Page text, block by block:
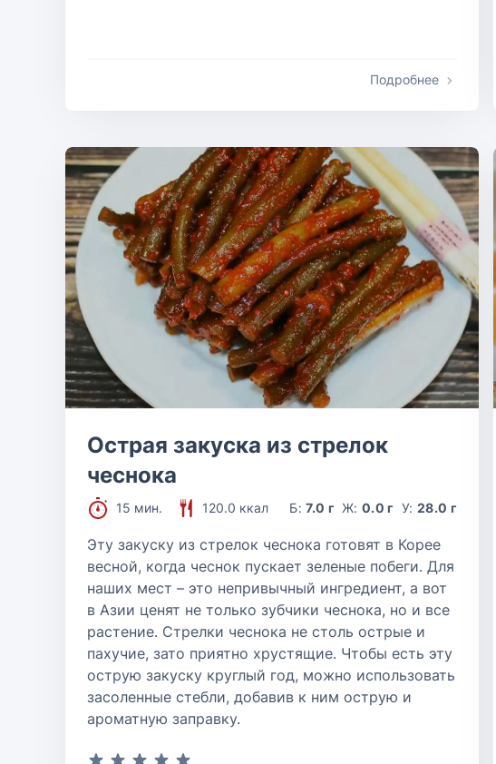
Подробнее
Острая закуска из стрелок
чеснока
15 мин. 120.0 ккал Б:7.0 г Ж:0.0 г У: 28.0 г
Эту закуску из стрелок чеснока готовят в Корее
весной, когда чеснок пускает зеленые побеги. Для
наших мест – это непривычный ингредиент, а вот
в Азии ценят не только зубчики чеснока, но и все
растение. Стрелки чеснока не столь острые и
пахучие, зато приятно хрустящие. Чтобы есть эту
острую закуску круглый год, можно использовать
засоленные стебли, добавив к ним острую и
ароматную заправку.